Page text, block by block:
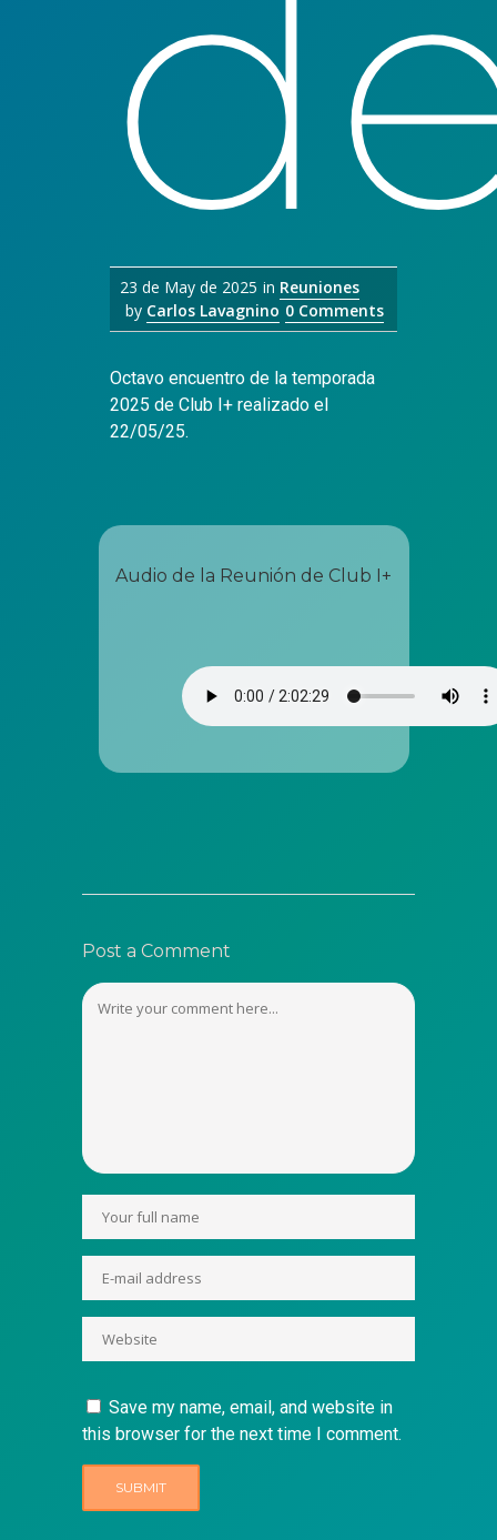
23 de May de 2025 in Reuniones
by Carlos Lavagnino 0 Comments
Octavo encuentro de la temporada
2025 de Club I+ realizado el
22/05/25.
Audio de la Reunión de Club I+
Post a Comment
Save my name, email, and website in
this browser for the next time I comment.